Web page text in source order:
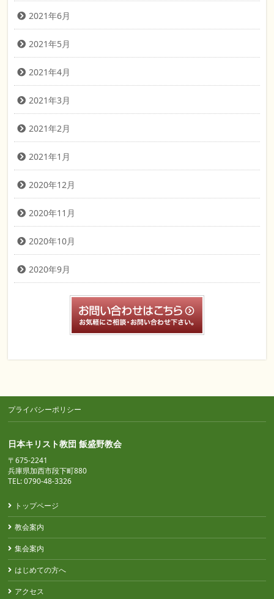
2021年6月
2021年5月
2021年4月
2021年3月
2021年2月
2021年1月
2020年12月
2020年11月
2020年10月
2020年9月
プライバシーポリシー
日本キリスト教団 飯盛野教会
〒675-2241
兵庫県加西市段下町880
TEL: 0790-48-3326
トップページ
教会案内
集会案内
はじめての方へ
アクセス